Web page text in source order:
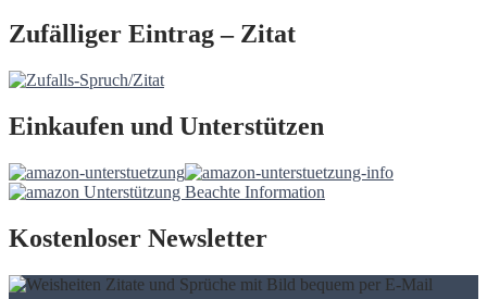
Zufälliger Eintrag – Zitat
Einkaufen und Unterstützen
Kostenloser Newsletter